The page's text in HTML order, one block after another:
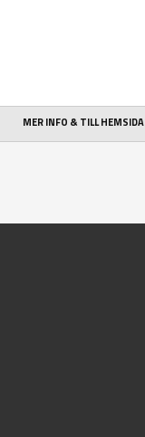
MER INFO & TILL HEMSIDA